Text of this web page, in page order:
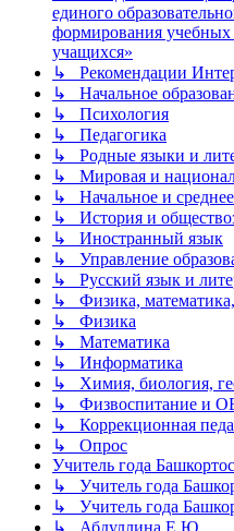
единого
формирования
учащихся»
↳ Рекомендации
↳ Начальное
↳ Психология
↳ Педагогика
↳ Родные языки и
↳ Мировая и
↳ Начальное и
↳ История и
↳ Иностранный язык
↳ Управление
↳ Русский язык и
↳ Физика,
↳ Физика
↳ Математика
↳ Информатика
↳ Химия, биология,
↳ Физвоспитание и
↳ Коррекционная
↳ Опрос
Учитель года
↳ Учитель года
↳ Учитель года